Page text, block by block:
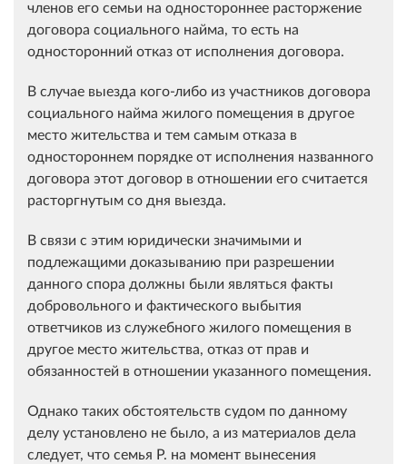
членов его семьи на одностороннее расторжение
договора социального найма, то есть на
односторонний отказ от исполнения договора.
В случае выезда кого-либо из участников договора
социального найма жилого помещения в другое
место жительства и тем самым отказа в
одностороннем порядке от исполнения названного
договора этот договор в отношении его считается
расторгнутым со дня выезда.
В связи с этим юридически значимыми и
подлежащими доказыванию при разрешении
данного спора должны были являться факты
добровольного и фактического выбытия
ответчиков из служебного жилого помещения в
другое место жительства, отказ от прав и
обязанностей в отношении указанного помещения.
Однако таких обстоятельств судом по данному
делу установлено не было, а из материалов дела
следует, что семья Р. на момент вынесения